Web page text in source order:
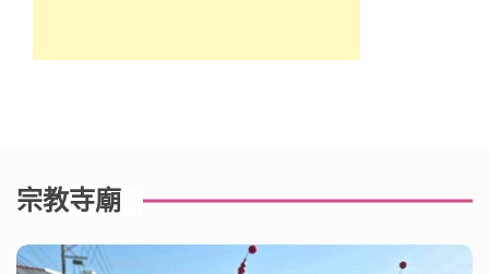
宗教寺廟